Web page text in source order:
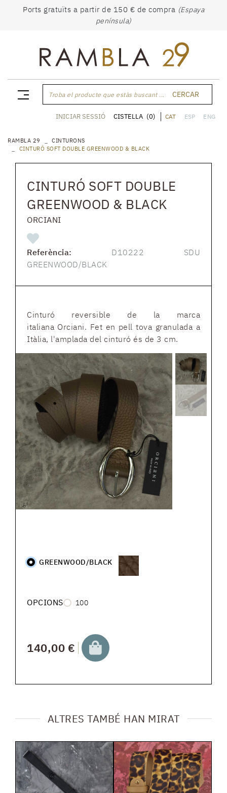
Ports gratuïts a partir de 150 € de compra (Espaya
península)
Troba el producte que estàs buscant ... CERCAR
CAT ESP ENG
INICIAR SESSIÓ CISTELLA (0)
RAMBLA 29
CINTURONS
CINTURÓ SOFT DOUBLE GREENWOOD & BLACK
CINTURÓ SOFT DOUBLE
GREENWOOD & BLACK
ORCIANI
Referència: D10222 SDU
GREENWOOD/BLACK
Cinturó reversible de la marca
italiana Orciani. Fet en pell tova granulada a
Itàlia, l'amplada del cinturó és de 3 cm.
GREENWOOD/BLACK
OPCIONS 100
140,00 €
ALTRES TAMBÉ HAN MIRAT